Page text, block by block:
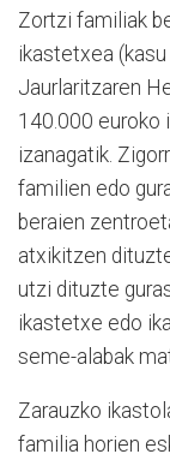
Zortzi familiak
ikastetxea
Jaurlaritzaren
140.000 euroko
izanagatik.
familien edo
beraien
atxikitzen
utzi dituzte
ikastetxe edo
seme-alabak
Zarauzko
familia horien